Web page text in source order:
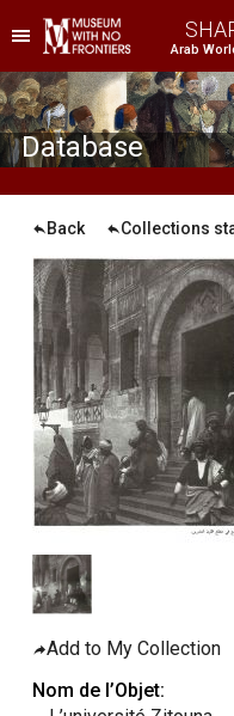
Arab
Project
Background
Database
Back Collections
Add to My Collection
Nom de l’Objet: